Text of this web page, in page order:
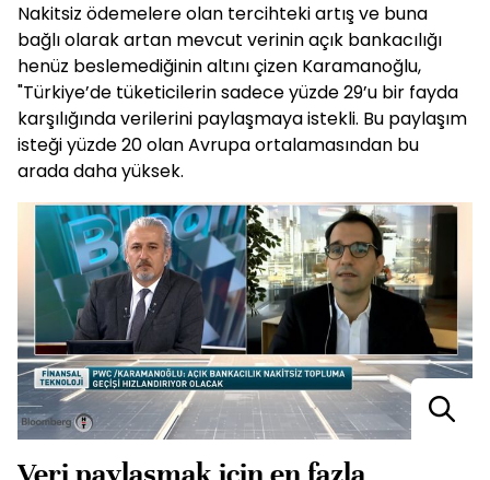
Nakitsiz ödemelere olan tercihteki artış ve buna
bağlı olarak artan mevcut verinin açık bankacılığı
henüz beslemediğinin altını çizen Karamanoğlu,
"Türkiye’de tüketicilerin sadece yüzde 29’u bir fayda
karşılığında verilerini paylaşmaya istekli. Bu paylaşım
isteği yüzde 20 olan Avrupa ortalamasından bu
arada daha yüksek.